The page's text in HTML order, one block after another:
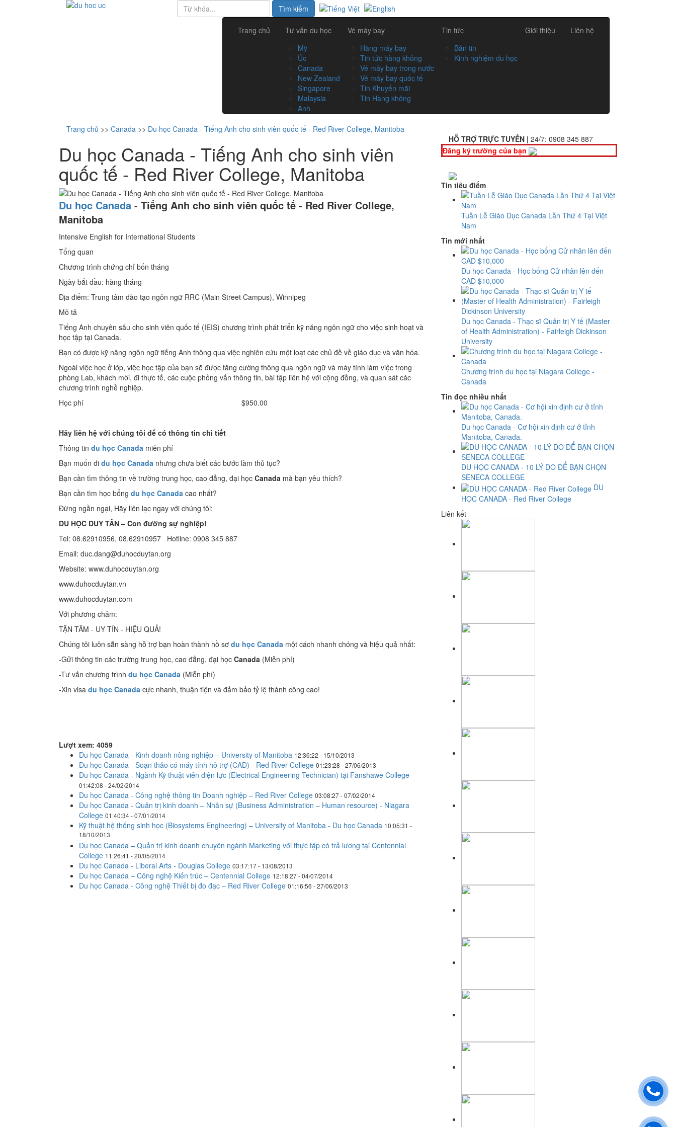
Trang chủ
Tư vấn du học
Mỹ
Úc
Canada
New Zealand
Singapore
Malaysia
Anh
Vé máy bay
Hãng máy bay
Tin tức hàng không
Vé máy bay trong nước
Vé máy bay quốc tế
Tin Khuyến mãi
Tin Hàng không
Tin tức
Bản tin
Kinh nghiệm du học
Giới thiệu Liên hệ
Trang chủ >> Canada >> Du học Canada - Tiếng Anh cho sinh viên quốc tế - Red River College, Manitoba
Du học Canada - Tiếng Anh cho sinh viên
quốc tế - Red River College, Manitoba
Du học Canada - Tiếng Anh cho sinh viên quốc tế - Red River College,
Manitoba
Intensive English for International Students
Tổng quan
Chương trình chứng chỉ bốn tháng
Ngày bắt đầu: hàng tháng
Địa điểm: Trung tâm đào tạo ngôn ngữ RRC (Main Street Campus), Winnipeg
Mô tả
Tiếng Anh chuyên sâu cho sinh viên quốc tế (IEIS) chương trình phát triển kỹ năng ngôn ngữ cho việc sinh hoạt và
học tập tại Canada.
Bạn có được kỹ năng ngôn ngữ tiếng Anh thông qua việc nghiên cứu một loạt các chủ đề về giáo dục và văn hóa.
Ngoài việc học ở lớp, việc học tập của bạn sẽ được tăng cường thông qua ngôn ngữ và máy tính làm việc trong
phòng Lab, khách mời, đi thực tế, các cuộc phỏng vấn thông tin, bài tập liên hệ với cộng đồng, và quan sát các
chương trình nghề nghiệp.
Học phí
$950.00
Hãy liên hệ với chúng tôi để có thông tin chi tiết
Thông tin du học Canada miễn phí
Bạn muốn đi du học Canada nhưng chưa biết các bước làm thủ tục?
Bạn cần tìm thông tin về trường trung học, cao đẳng, đại học Canada mà bạn yêu thích?
Bạn cần tìm học bổng du học Canada cao nhất?
Đừng ngần ngại, Hãy liên lạc ngay với chúng tôi:
DU HỌC DUY TÂN – Con đường sự nghiệp!
Tel: 08.62910956, 08.62910957 Hotline: 0908 345 887
Email: duc.dang@duhocduytan.org
Website: www.duhocduytan.org
www.duhocduytan.vn
www.duhocduytan.com
Với phương châm:
TẬN TÂM - UY TÍN - HIỆU QUẢ!
Chúng tôi luôn sẵn sàng hỗ trợ bạn hoàn thành hồ sơ du học Canada một cách nhanh chóng và hiệu quả nhất:
-Gửi thông tin các trường trung học, cao đẳng, đại học Canada (Miễn phí)
-Tư vấn chương trình du học Canada (Miễn phí)
-Xin visa du học Canada cực nhanh, thuận tiện và đảm bảo tỷ lệ thành công cao!
Lượt xem: 4059
Du học Canada - Kinh doanh nông nghiệp – University of Manitoba 12:36:22 - 15/10/2013
Du học Canada - Soạn thảo có máy tính hỗ trợ (CAD) - Red River College 01:23:28 - 27/06/2013
Du học Canada - Ngành Kỹ thuật viên điện lực (Electrical Engineering Technician) tại Fanshawe College
01:42:08 - 24/02/2014
Du học Canada - Công nghệ thông tin Doanh nghiệp – Red River College 03:08:27 - 07/02/2014
Du học Canada - Quản trị kinh doanh – Nhân sự (Business Administration – Human resource) - Niagara
College 01:40:34 - 07/01/2014
Kỹ thuật hệ thống sinh học (Biosystems Engineering) – University of Manitoba - Du học Canada 10:05:31 -
18/10/2013
Du học Canada – Quản trị kinh doanh chuyên ngành Marketing với thực tập có trả lương tại Centennial
College 11:26:41 - 20/05/2014
Du học Canada - Liberal Arts - Douglas College 03:17:17 - 13/08/2013
Du học Canada – Công nghệ Kiến trúc – Centennial College 12:18:27 - 04/07/2014
Du học Canada - Công nghệ Thiết bị đo đạc – Red River College 01:16:56 - 27/06/2013
HỖ TRỢ TRỰC TUYẾN | 24/7: 0908 345 887
Đăng ký trường của bạn
Tin tiêu điểm
Tuần Lễ Giáo Dục Canada Lần Thứ 4 Tại Việt
Nam
Tin mới nhất
Du học Canada - Học bổng Cử nhân lên đến
CAD $10,000
Du học Canada - Thạc sĩ Quản trị Y tế (Master
of Health Administration) - Fairleigh Dickinson
University
Chương trình du học tại Niagara College -
Canada
Tin đọc nhiều nhất
Du học Canada - Cơ hội xin định cư ở tỉnh
Manitoba, Canada.
DU HỌC CANADA - 10 LÝ DO ĐỂ BẠN CHỌN
SENECA COLLEGE
DU
HỌC CANADA - Red River College
Liên kết